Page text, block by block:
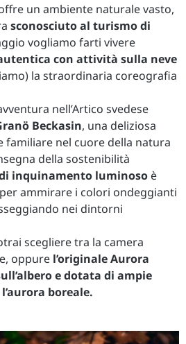
un ambiente naturale vasto,
sconosciuto al turismo di
vogliamo farti vivere
con attività sulla neve
la straordinaria coreografia
nell’Artico svedese
Beckasin, una deliziosa
nel cuore della natura
della sostenibilità
inquinamento luminoso è
ammirare i colori ondeggianti
nei dintorni
scegliere tra la camera
oppure l’originale Aurora
e dotata di ampie
boreale.